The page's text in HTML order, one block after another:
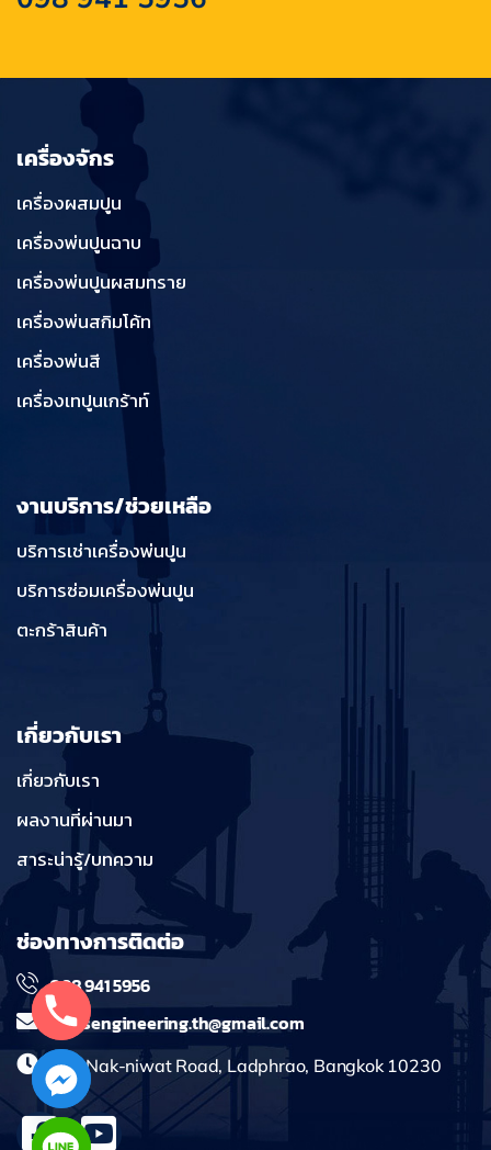
เครื่องจักร
เครื่องผสมปูน
เครื่องพ่นปูนฉาบ
เครื่องพ่นปูนผสมทราย
เครื่องพ่นสกิมโค้ท
เครื่องพ่นสี
เครื่องเทปูนเกร้าท์
งานบริการ/ช่วยเหลือ
บริการเช่าเครื่องพ่นปูน
บริการซ่อมเครื่องพ่นปูน
ตะกร้าสินค้า
เกี่ยวกับเรา
เกี่ยวกับเรา
ผลงานที่ผ่านมา
สาระน่ารู้/บทความ
ช่องทางการติดต่อ
098 941 5956
massengineering.th@gmail.com
241 Nak-niwat Road, Ladphrao, Bangkok 10230